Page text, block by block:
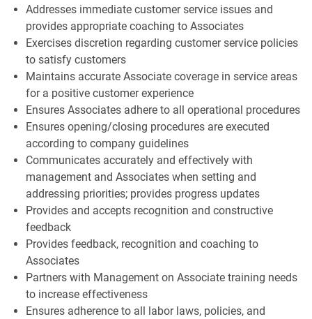
Addresses immediate customer service issues and
provides appropriate coaching to Associates
Exercises discretion regarding customer service policies
to satisfy customers
Maintains accurate Associate coverage in service areas
for a positive customer experience
Ensures Associates adhere to all operational procedures
Ensures opening/closing procedures are executed
according to company guidelines
Communicates accurately and effectively with
management and Associates when setting and
addressing priorities; provides progress updates
Provides and accepts recognition and constructive
feedback
Provides feedback, recognition and coaching to
Associates
Partners with Management on Associate training needs
to increase effectiveness
Ensures adherence to all labor laws, policies, and